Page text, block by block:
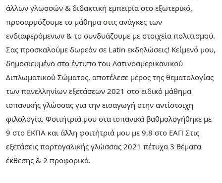
άλλων γλωσσών & διδακτική εμπειρία στο εξωτερικό,
προσαρμόζουμε το μάθημα στις ανάγκες των
ενδιαφερόμενων & το συνδυάζουμε με στοιχεία πολιτισμού.
Σας προσκαλούμε δωρεάν σε Latin εκδηλώσεις! Κείμενό μου,
δημοσιευμένο στο έντυπο του Λατινοαμερικανικού
Διπλωματικού Σώματος, αποτέλεσε μέρος της θεματολογίας
των πανελληνίων εξετάσεων 2021 στο ειδικό μάθημα
ισπανικής γλώσσας για την εισαγωγή στην αντίστοιχη
φιλολογία. Φοιτήτριά μου στα ισπανικά βαθμολογήθηκε με
9 στο ΕΚΠΑ και άλλη φοιτήτριά μου με 9,8 στο ΕΑΠ Στις
εξετάσεις πορτογαλικής γλώσσας 2021 πέτυχα 3 θέματα
έκθεσης & 2 προφορικά.